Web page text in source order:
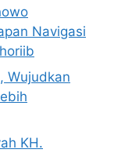
Navigasi
Wujudkan
KH.